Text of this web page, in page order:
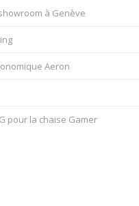
à Genève
Aeron
pour la chaise Gamer